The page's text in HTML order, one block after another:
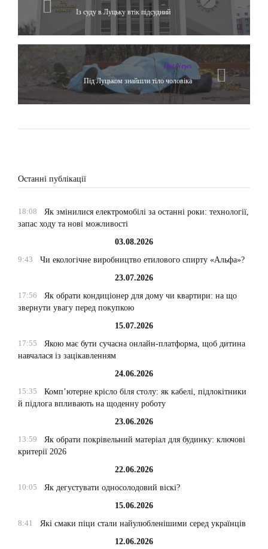
Із суду в Луцьку втік підсудний
Hot News
Під Луцьком знайшли тіло чоловіка
Останні публікації
18:08
Як змінилися електромобілі за останні роки: технології,
запас ходу та нові можливості
03.08.2026
9:43
Чи екологічне виробництво етилового спирту «Альфа»?
23.07.2026
17:56
Як обрати кондиціонер для дому чи квартири: на що
звернути увагу перед покупкою
15.07.2026
17:55
Якою має бути сучасна онлайн-платформа, щоб дитина
навчалася із зацікавленням
24.06.2026
15:35
Комп’ютерне крісло біля столу: як кабелі, підлокітники
й підлога впливають на щоденну роботу
23.06.2026
13:59
Як обрати покрівельний матеріал для будинку: ключові
критерії 2026
22.06.2026
10:05
Як дегустувати односолодовий віскі?
15.06.2026
8:41
Які смаки піци стали найулюбленішими серед українців
12.06.2026